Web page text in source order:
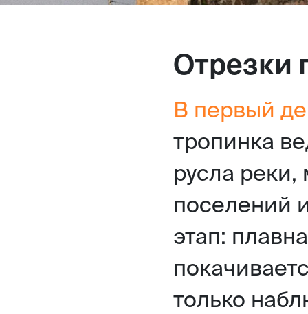
Отрезки
В первый
тропинка
русла
поселений
этап:
только